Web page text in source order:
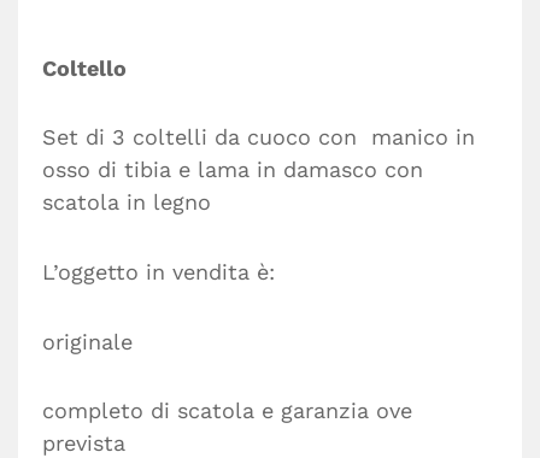
Coltello
Set di 3 coltelli da cuoco con manico in
osso di tibia e lama in damasco con
scatola in legno
L’oggetto in vendita è:
originale
completo di scatola e garanzia ove
prevista